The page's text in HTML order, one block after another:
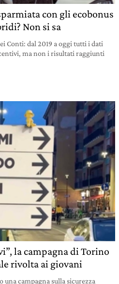
con gli ecobonus
Non si sa
Conti: dal 2019 a oggi tutti i dati
ma non i risultati raggiunti
la campagna di Torino
rivolta ai giovani
una campagna sulla sicurezza